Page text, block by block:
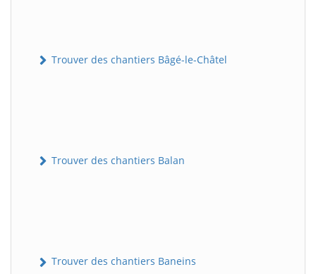
Trouver des chantiers Bâgé-le-Châtel
Trouver des chantiers Balan
Trouver des chantiers Baneins